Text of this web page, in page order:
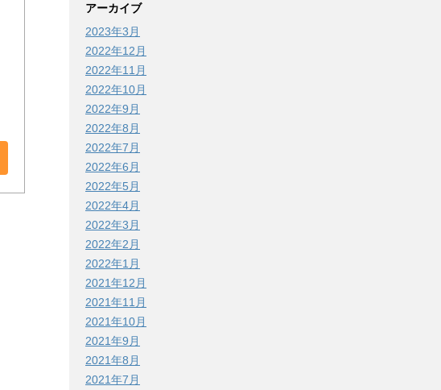
アーカイブ
2023年3月
2022年12月
2022年11月
2022年10月
2022年9月
2022年8月
2022年7月
2022年6月
2022年5月
2022年4月
2022年3月
2022年2月
2022年1月
2021年12月
2021年11月
2021年10月
2021年9月
2021年8月
2021年7月